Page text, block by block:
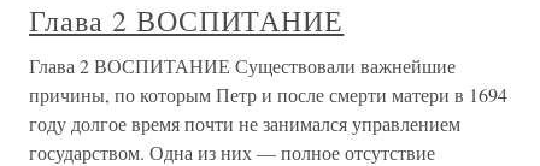
Глава 2 ВОСПИТАНИЕ
Глава 2 ВОСПИТАНИЕ Существовали важнейшие
причины, по которым Петр и после смерти матери в 1694
году долгое время почти не занимался управлением
государством. Одна из них — полное отсутствие